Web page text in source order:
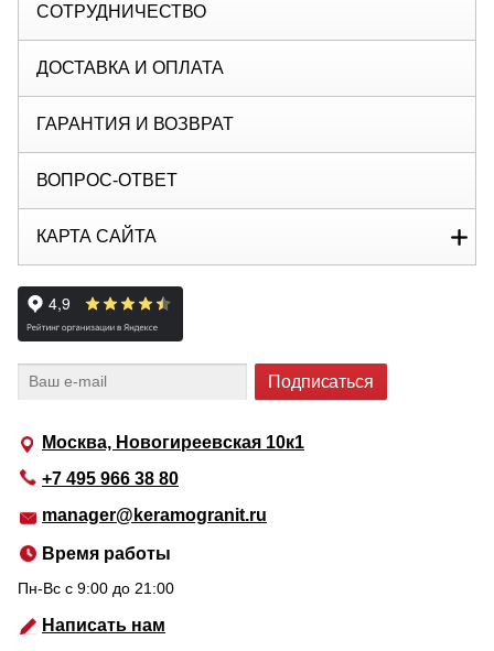
Москва, Новогиреевская 10к1
+7 495 966 38 80
manager@keramogranit.ru
Время работы
Пн-Вс c 9:00 до 21:00
Написать нам
СОТРУДНИЧЕСТВО
ДОСТАВКА И ОПЛАТА
ГАРАНТИЯ И ВОЗВРАТ
ВОПРОС-ОТВЕТ
КАРТА САЙТА